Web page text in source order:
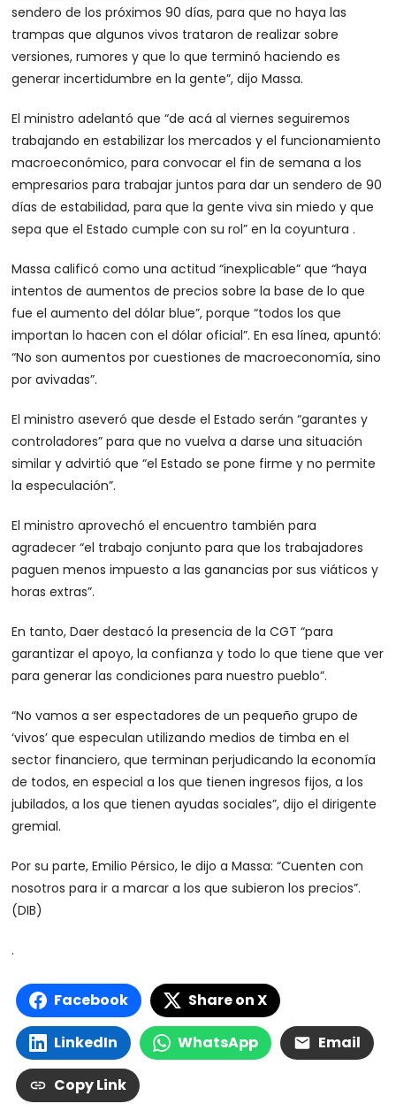
sendero de los próximos 90 días, para que no haya las
trampas que algunos vivos trataron de realizar sobre
versiones, rumores y que lo que terminó haciendo es
generar incertidumbre en la gente”, dijo Massa.
El ministro adelantó que “de acá al viernes seguiremos
trabajando en estabilizar los mercados y el funcionamiento
macroeconómico, para convocar el fin de semana a los
empresarios para trabajar juntos para dar un sendero de 90
días de estabilidad, para que la gente viva sin miedo y que
sepa que el Estado cumple con su rol” en la coyuntura .
Massa calificó como una actitud “inexplicable” que “haya
intentos de aumentos de precios sobre la base de lo que
fue el aumento del dólar blue”, porque “todos los que
importan lo hacen con el dólar oficial”. En esa línea, apuntó:
“No son aumentos por cuestiones de macroeconomía, sino
por avivadas”.
El ministro aseveró que desde el Estado serán “garantes y
controladores” para que no vuelva a darse una situación
similar y advirtió que “el Estado se pone firme y no permite
la especulación”.
El ministro aprovechó el encuentro también para
agradecer “el trabajo conjunto para que los trabajadores
paguen menos impuesto a las ganancias por sus viáticos y
horas extras”.
En tanto, Daer destacó la presencia de la CGT “para
garantizar el apoyo, la confianza y todo lo que tiene que ver
para generar las condiciones para nuestro pueblo”.
“No vamos a ser espectadores de un pequeño grupo de
‘vivos’ que especulan utilizando medios de timba en el
sector financiero, que terminan perjudicando la economía
de todos, en especial a los que tienen ingresos fijos, a los
jubilados, a los que tienen ayudas sociales”, dijo el dirigente
gremial.
Por su parte, Emilio Pérsico, le dijo a Massa: “Cuenten con
nosotros para ir a marcar a los que subieron los precios”.
(DIB)
.
Facebook Share on X
LinkedIn WhatsApp Email
Copy Link